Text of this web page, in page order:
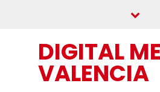
DIGITAL
VALENCIA